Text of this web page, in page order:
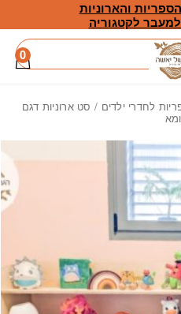
הספריות והארוניות
לקטגוריה
0
לחדרי ילדים / סט ארוניות דגם